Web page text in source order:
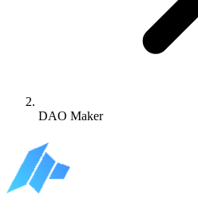
DAO Maker